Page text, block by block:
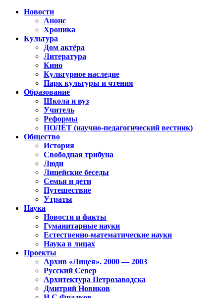
Новости
Анонс
Хроника
Культура
Дом актёра
Литература
Кино
Культурное наследие
Парк культуры и чтения
Образование
Школа и вуз
Учитель
Реформы
ПОЛЁТ (научно-педагогический вестник)
Общество
История
Свободная трибуна
Люди
Лицейские беседы
Семья и дети
Путешествие
Утраты
Наука
Новости и факты
Гуманитарные науки
Естественно-математические науки
Наука в лицах
Проекты
Архив «Лицея». 2000 — 2003
Русский Север
Архитектура Петрозаводска
Дмитрий Новиков